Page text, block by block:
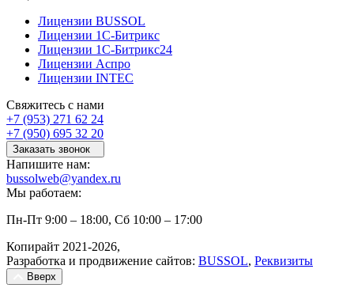
Лицензии BUSSOL
Лицензии 1С-Битрикс
Лицензии 1С-Битрикс24
Лицензии Аспро
Лицензии INTEC
Свяжитесь с нами
+7 (953) 271 62 24
+7 (950) 695 32 20
Заказать звонок
Напишите нам:
bussolweb@yandex.ru
Мы работаем:
Пн-Пт 9:00 – 18:00, Сб 10:00 – 17:00
Копирайт 2021-2026,
Разработка и продвижение сайтов: BUSSOL, Реквизиты
Вверх